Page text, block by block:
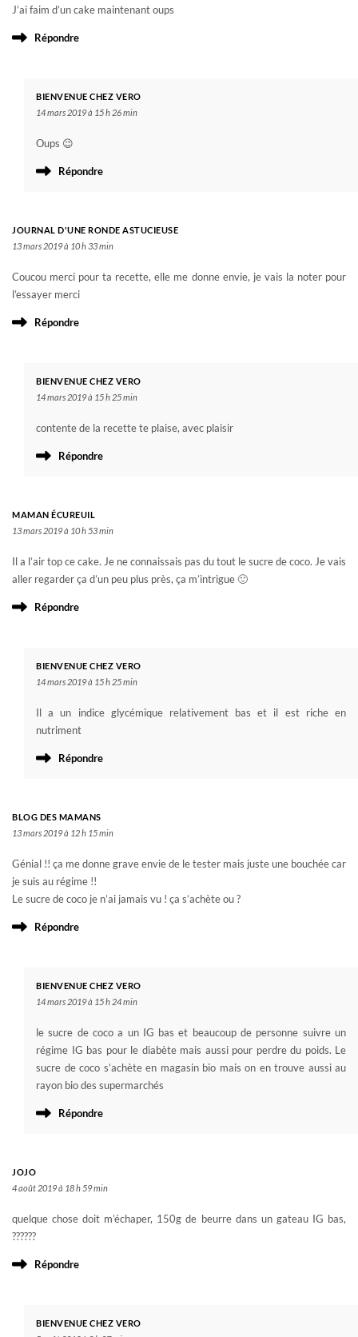
J’ai faim d’un cake maintenant oups
Répondre
BIENVENUE CHEZ VERO
14 mars 2019 à 15 h 26 min
Oups 😉
Répondre
JOURNAL D'UNE RONDE ASTUCIEUSE
13 mars 2019 à 10 h 33 min
Coucou merci pour ta recette, elle me donne envie, je vais la noter pour
l’essayer merci
Répondre
BIENVENUE CHEZ VERO
14 mars 2019 à 15 h 25 min
contente de la recette te plaise, avec plaisir
Répondre
MAMAN ÉCUREUIL
13 mars 2019 à 10 h 53 min
Il a l’air top ce cake. Je ne connaissais pas du tout le sucre de coco. Je vais
aller regarder ça d’un peu plus près, ça m’intrigue 🙂
Répondre
BIENVENUE CHEZ VERO
14 mars 2019 à 15 h 25 min
Il a un indice glycémique relativement bas et il est riche en
nutriment
Répondre
BLOG DES MAMANS
13 mars 2019 à 12 h 15 min
Génial !! ça me donne grave envie de le tester mais juste une bouchée car
je suis au régime !!
Le sucre de coco je n’ai jamais vu ! ça s’achète ou ?
Répondre
BIENVENUE CHEZ VERO
14 mars 2019 à 15 h 24 min
le sucre de coco a un IG bas et beaucoup de personne suivre un
régime IG bas pour le diabète mais aussi pour perdre du poids. Le
sucre de coco s’achète en magasin bio mais on en trouve aussi au
rayon bio des supermarchés
Répondre
JOJO
4 août 2019 à 18 h 59 min
quelque chose doit m’échaper, 150g de beurre dans un gateau IG bas,
??????
Répondre
BIENVENUE CHEZ VERO